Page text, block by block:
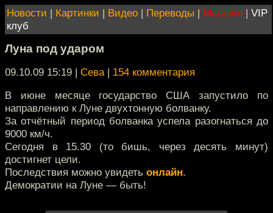
Новости | Картинки | Видео | Переводы | Магазин | VIP
клуб
Луна под ударом
09.10.09 15:19 | Сева| 154 комментария
В июне месяце государство США запустило по
направлению к Луне двухтонную болванку.
За отчётный период болванка успела разогнаться до
9000 км/ч.
Сегодня в 15.30 (то бишь, через десять минут)
достигнет цели.
Последствия можно увидеть онлайн.
Демократии на Луне — быть!